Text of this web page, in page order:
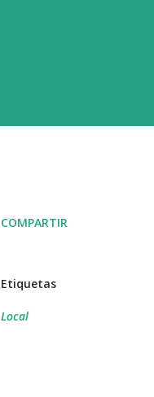
COMPARTIR
Etiquetas
Local